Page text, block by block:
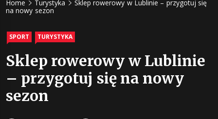
Home Turystyka
Sklep rowerowy w Lublinie – przygotuj się
na nowy sezon
SPORT TURYSTYKA
Sklep rowerowy w Lublinie
– przygotuj się na nowy
sezon